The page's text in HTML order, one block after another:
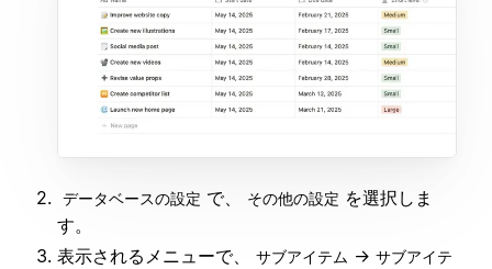
データベースの設定 で、 その他の設定 を選択しま
す。
表示されるメニューで、
サブアイテム → サブアイテ